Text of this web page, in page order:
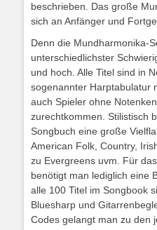
beschrieben. Das große
sich an Anfänger und
Denn die Mundharmonika-
unterschiedlichster
und hoch. Alle Titel sind in
sogenannter Harptabulatur
auch Spieler ohne
zurechtkommen. Stilistisch
Songbuch eine große
American Folk, Country,
zu Evergreens uvm. Für
benötigt man lediglich eine
alle 100 Titel im Songbook
Bluesharp und
Codes gelangt man zu den